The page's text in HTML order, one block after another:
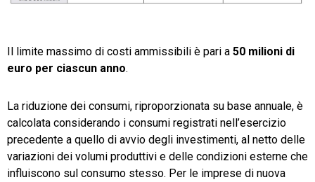
Il limite massimo di costi ammissibili è pari a 50 milioni di
euro per ciascun anno.
La riduzione dei consumi, riproporzionata su base annuale, è
calcolata considerando i consumi registrati nell’esercizio
precedente a quello di avvio degli investimenti, al netto delle
variazioni dei volumi produttivi e delle condizioni esterne che
influiscono sul consumo stesso. Per le imprese di nuova